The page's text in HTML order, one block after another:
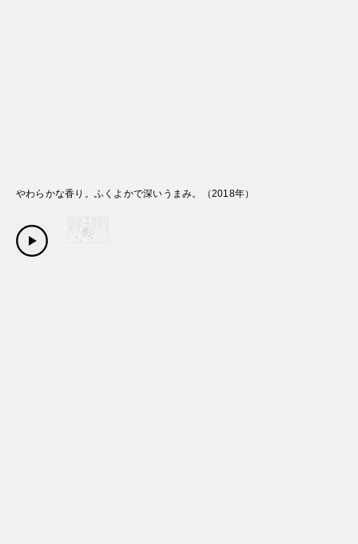
やわらかな香り。ふくよかで深いうまみ。 （2018年）